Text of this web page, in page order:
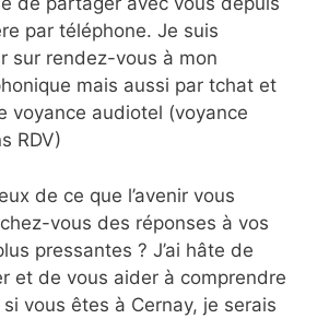
par téléphone. Je suis
sur rendez-vous à mon
mais aussi par tchat et
voyance audiotel (voyance
RDV)
de ce que l’avenir vous
vous des réponses à vos
pressantes ? J’ai hâte de
et de vous aider à comprendre
vous êtes à Cernay, je serais